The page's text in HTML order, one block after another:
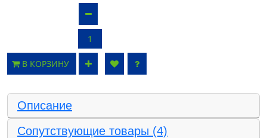
В КОРЗИНУ
Описание
Сопутствующие товары (4)